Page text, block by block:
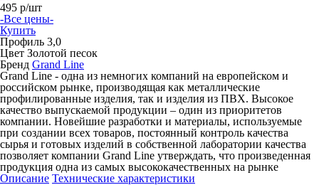
495 р/шт
-Все цены-
Купить
Профиль 3,0
Цвет Золотой песок
Бренд Grand Line
Grand Line - одна из немногих компаний на европейском и
российском рынке, производящая как металлические
профилированные изделия, так и изделия из ПВХ. Высокое
качество выпускаемой продукции – один из приоритетов
компании. Новейшие разработки и материалы, используемые
при создании всех товаров, постоянный контроль качества
сырья и готовых изделий в собственной лаборатории качества
позволяет компании Grand Line утверждать, что произведенная
продукция одна из самых высококачественных на рынке
Описание Технические характеристики